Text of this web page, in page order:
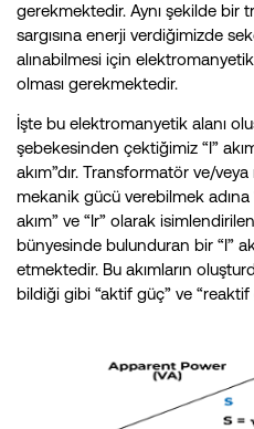
gerekmektedir. Aynı şekilde bir
sargısına enerji verdiğimizde
alınabilmesi için
olması gerekmektedir.
İşte bu elektromanyetik alanı
şebekesinden çektiğimiz “I”
akım”dır. Transformatör ve/
mekanik gücü verebilmek
akım” ve “Ir” olarak
bünyesinde bulunduran bir “I”
etmektedir. Bu akımların
bildiği gibi “aktif güç” ve